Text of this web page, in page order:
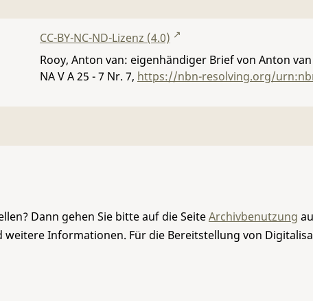
CC-BY-NC-ND-Lizenz (4.0)
Rooy, Anton van: eigenhändiger Brief von Anton
NA V A 25 - 7 Nr. 7, https://nbn-resolving.org/
Dann gehen Sie bitte auf die SeiteArchivbenutzung
Informationen. Für die Bereitstellung von